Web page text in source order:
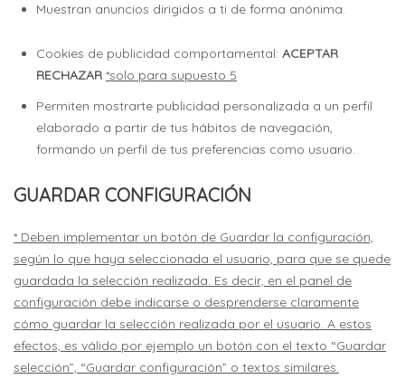
Muestran anuncios dirigidos a ti de forma anónima.
Cookies de publicidad comportamental: ACEPTAR
RECHAZAR *solo para supuesto 5
Permiten mostrarte publicidad personalizada a un perfil
elaborado a partir de tus hábitos de navegación,
formando un perfil de tus preferencias como usuario.
GUARDAR CONFIGURACIÓN
* Deben implementar un botón de Guardar la configuración,
según lo que haya seleccionada el usuario, para que se quede
guardada la selección realizada. Es decir, en el panel de
configuración debe indicarse o desprenderse claramente
cómo guardar la selección realizada por el usuario. A estos
efectos, es válido por ejemplo un botón con el texto “Guardar
selección”, “Guardar configuración” o textos similares.